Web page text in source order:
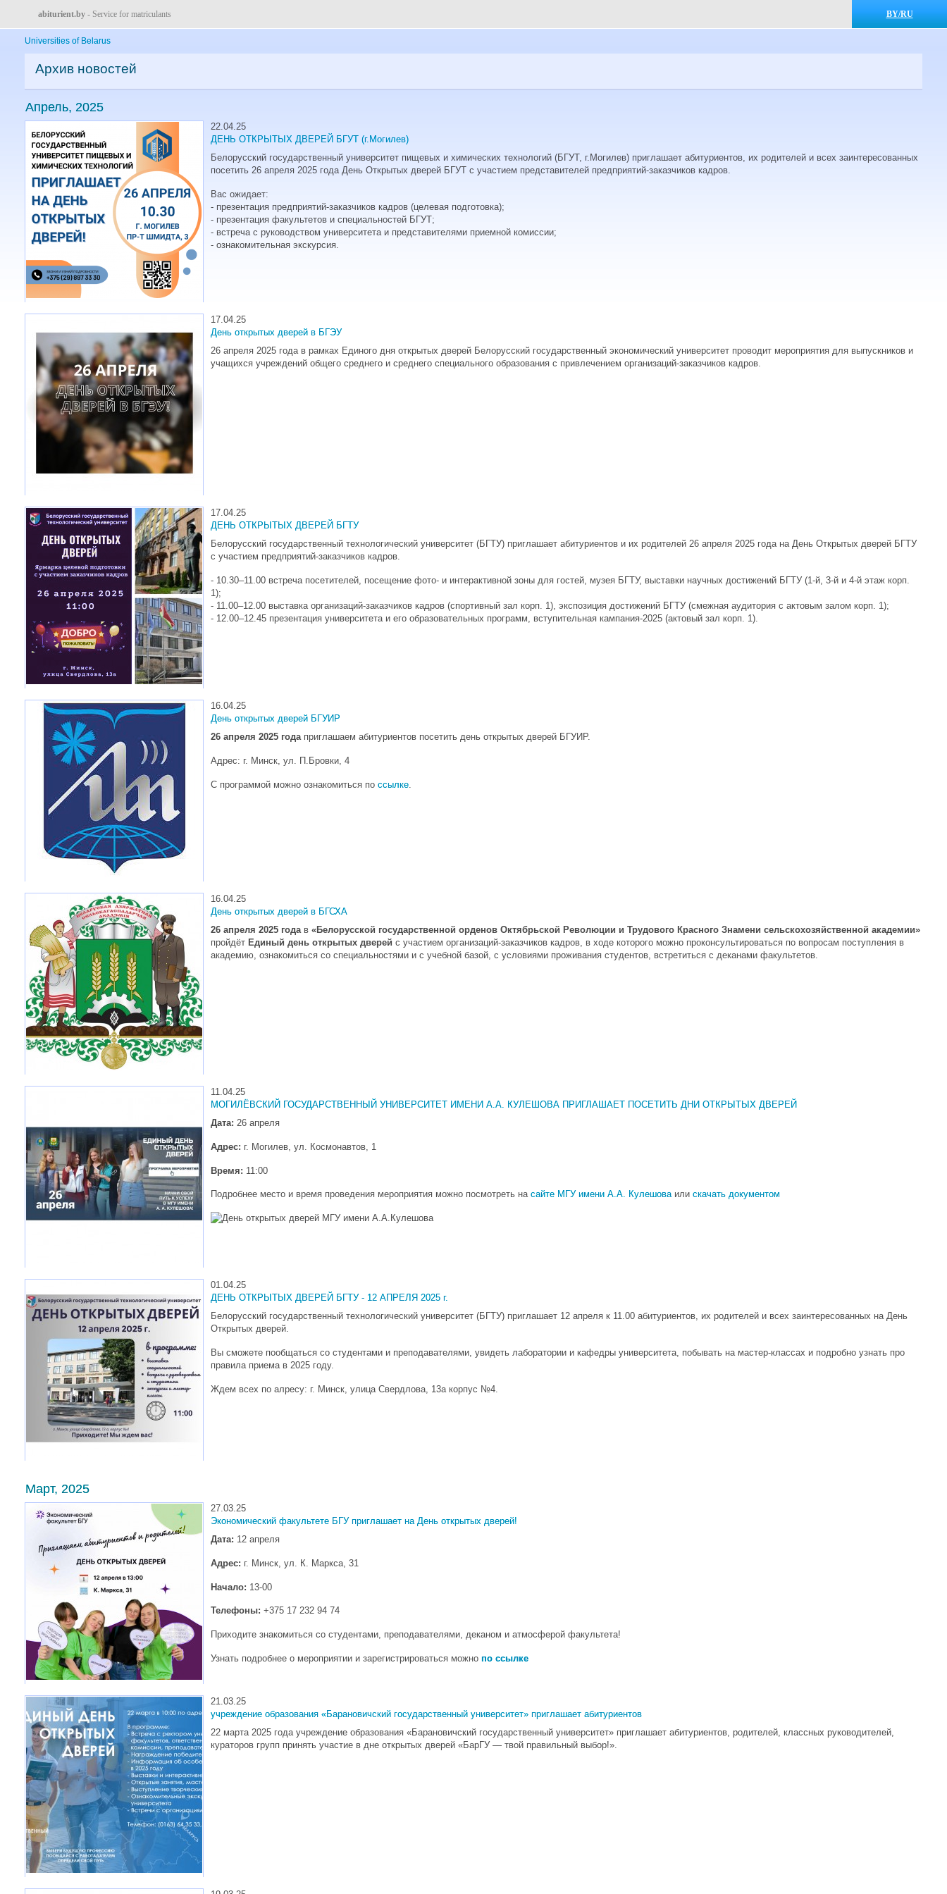
BY/RU
abiturient.by - Service for matriculants
Universities of Belarus
Архив новостей
Апрель, 2025
22.04.25
ДЕНЬ ОТКРЫТЫХ ДВЕРЕЙ БГУТ (г.Могилев)
Белорусский государственный университет пищевых и химических технологий (БГУТ, г.Могилев) приглашает абитуриентов, их родителей и всех заинтересованных
посетить 26 апреля 2025 года День Открытых дверей БГУТ с участием представителей предприятий-заказчиков кадров.
Вас ожидает:
- презентация предприятий-заказчиков кадров (целевая подготовка);
- презентация факультетов и специальностей БГУТ;
- встреча с руководством университета и представителями приемной комиссии;
- ознакомительная экскурсия.
17.04.25
День открытых дверей в БГЭУ
26 апреля 2025 года в рамках Единого дня открытых дверей Белорусский государственный экономический университет проводит мероприятия для выпускников и
учащихся учреждений общего среднего и среднего специального образования с привлечением организаций-заказчиков кадров.
17.04.25
ДЕНЬ ОТКРЫТЫХ ДВЕРЕЙ БГТУ
Белорусский государственный технологический университет (БГТУ) приглашает абитуриентов и их родителей 26 апреля 2025 года на День Открытых дверей БГТУ
с участием предприятий-заказчиков кадров.
- 10.30–11.00 встреча посетителей, посещение фото- и интерактивной зоны для гостей, музея БГТУ, выставки научных достижений БГТУ (1-й, 3-й и 4-й этаж корп.
1);
- 11.00–12.00 выставка организаций-заказчиков кадров (спортивный зал корп. 1), экспозиция достижений БГТУ (смежная аудитория с актовым залом корп. 1);
- 12.00–12.45 презентация университета и его образовательных программ, вступительная кампания-2025 (актовый зал корп. 1).
16.04.25
День открытых дверей БГУИР
26 апреля 2025 года приглашаем абитуриентов посетить день открытых дверей БГУИР.
Адрес: г. Минск, ул. П.Бровки, 4
С программой можно ознакомиться по ссылке
16.04.25
День открытых дверей в БГСХА
26 апреля 2025 года в «Белорусской государственной орденов Октябрьской Революции и Трудового Красного Знамени сельскохозяйственной академии»
пройдёт Единый день открытых дверей с участием организаций-заказчиков кадров, в ходе которого можно проконсультироваться по вопросам поступления в
академию, ознакомиться со специальностями и с учебной базой, с условиями проживания студентов, встретиться с деканами факультетов.
11.04.25
МОГИЛЁВСКИЙ ГОСУДАРСТВЕННЫЙ УНИВЕРСИТЕТ ИМЕНИ А.А. КУЛЕШОВА ПРИГЛАШАЕТ ПОСЕТИТЬ ДНИ ОТКРЫТЫХ ДВЕРЕЙ
Дата: 26 апреля
Адрес: г. Могилев, ул. Космонавтов, 1
Время: 11:00
Подробнее место и время проведения мероприятия можно посмотреть на сайте МГУ имени А.А. Кулешоваили скачать документом
01.04.25
ДЕНЬ ОТКРЫТЫХ ДВЕРЕЙ БГТУ - 12 АПРЕЛЯ 2025 г.
Белорусский государственный технологический университет (БГТУ) приглашает 12 апреля к 11.00 абитуриентов, их родителей и всех заинтересованных на День
Открытых дверей.
Вы сможете пообщаться со студентами и преподавателями, увидеть лаборатории и кафедры университета, побывать на мастер-классах и подробно узнать про
правила приема в 2025 году.
Ждем всех по алресу: г. Минск, улица Свердлова, 13а корпус №4.
Март, 2025
27.03.25
Экономический факультете БГУ приглашает на День открытых дверей!
Дата: 12 апреля
Адрес: г. Минск, ул. К. Маркса, 31
Начало: 13-00
Телефоны: +375 17 232 94 74
Приходите знакомиться со студентами, преподавателями, деканом и атмосферой факультета!
Узнать подробнее о мероприятии и зарегистрироваться можно по ссылке
21.03.25
учреждение образования «Барановичский государственный университет» приглашает абитуриентов
22 марта 2025 года учреждение образования «Барановичский государственный университет» приглашает абитуриентов, родителей, классных руководителей,
кураторов групп принять участие в дне открытых дверей «БарГУ — твой правильный выбор!».